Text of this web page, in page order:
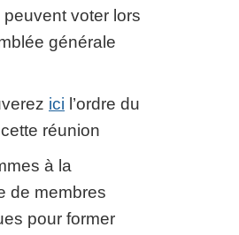
peuvent voter lors
générale
ici l’ordre du
réunion
à la
de membres
pour former